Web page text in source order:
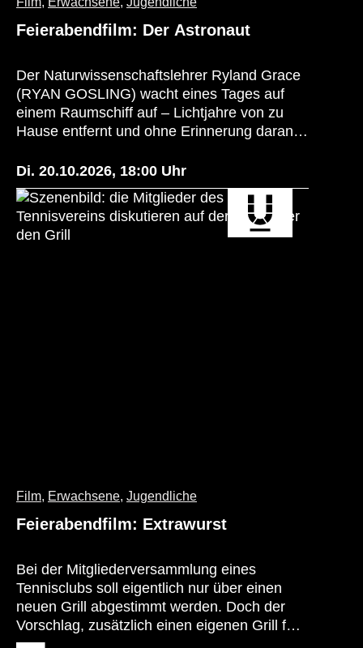
Feierabendfilm: Der Astronaut
Der Naturwissenschaftslehrer Ryland Grace
(RYAN GOSLING) wacht eines Tages auf
einem Raumschiff auf – Lichtjahre von zu
Hause entfernt und ohne Erinnerung daran,
Als sein Gedächtnis nach und nach
zurückkehrt, findet er heraus, was seine
Mission ist: Er soll das Rätsel um eine
mysteriöse Substanz lösen, die dazu führt,
dass die Sonne erlischt. Um alles und jeden
Di. 20.10.2026, 18:00 Uhr
Film, Erwachsene, Jugendliche
Feierabendfilm: Extrawurst
Bei der Mitgliederversammlung eines
Tennisclubs soll eigentlich nur über einen
neuen Grill abgestimmt werden. Doch der
Vorschlag, zusätzlich einen eigenen Grill für
das einzige türkische Clubmitglied